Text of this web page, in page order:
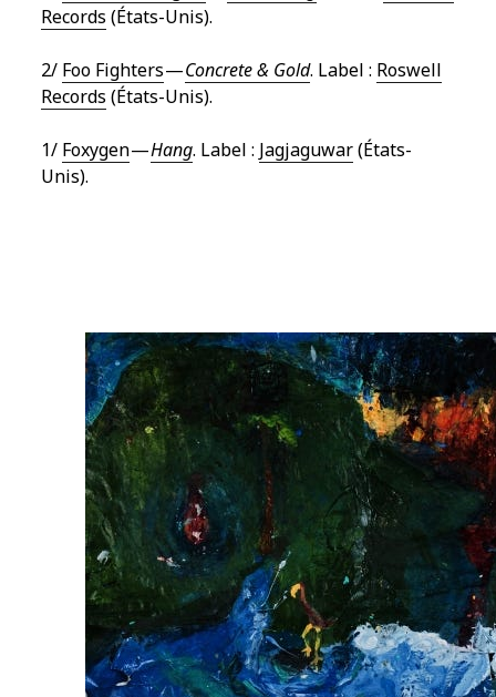
Records (États-Unis).
2/ Foo Fighters—Concrete & Gold. Label : Roswell
Records (États-Unis).
1/ Foxygen—Hang. Label : Jagjaguwar(États-
Unis).